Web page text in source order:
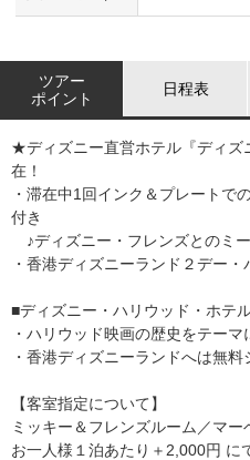
ツアー
ポイント
日程表
★ディズニー直営ホテル『ディズ
在！
・滞在中1回インク＆プレートで
付き
♪ディズニー・フレンズとのミ
・香港ディズニーランド２デー
■ディズニー・ハリウッド・ホテ
・ハリウッド映画の歴史をテー
・香港ディズニーランドへは無
【客室指定について】
ミッキー＆フレンズルーム／マ
お一人様１泊あたり＋2,000円 に